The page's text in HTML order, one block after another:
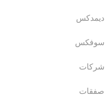
ديمدكس
سوفكس
شركات
صفقات